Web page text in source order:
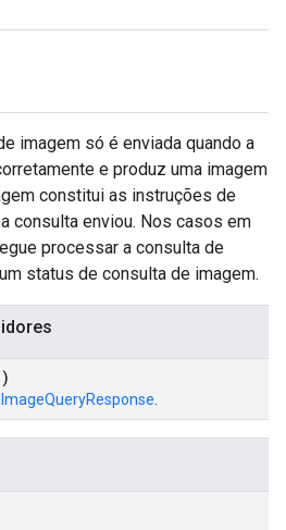
imagem só é enviada quando a
e produz uma imagem
constitui as instruções de
consulta enviou. Nos casos em
processar a consulta de
status de consulta de imagem.
ImageQueryResponse